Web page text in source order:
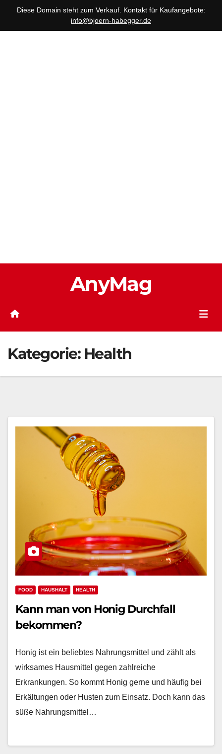
Diese Domain steht zum Verkauf. Kontakt für Kaufangebote:
info@bjoern-habegger.de
AnyMag
Kategorie: Health
FOOD HAUSHALT HEALTH
Kann man von Honig Durchfall
bekommen?
Honig ist ein beliebtes Nahrungsmittel und zählt als
wirksames Hausmittel gegen zahlreiche
Erkrankungen. So kommt Honig gerne und häufig bei
Erkältungen oder Husten zum Einsatz. Doch kann das
süße Nahrungsmittel…